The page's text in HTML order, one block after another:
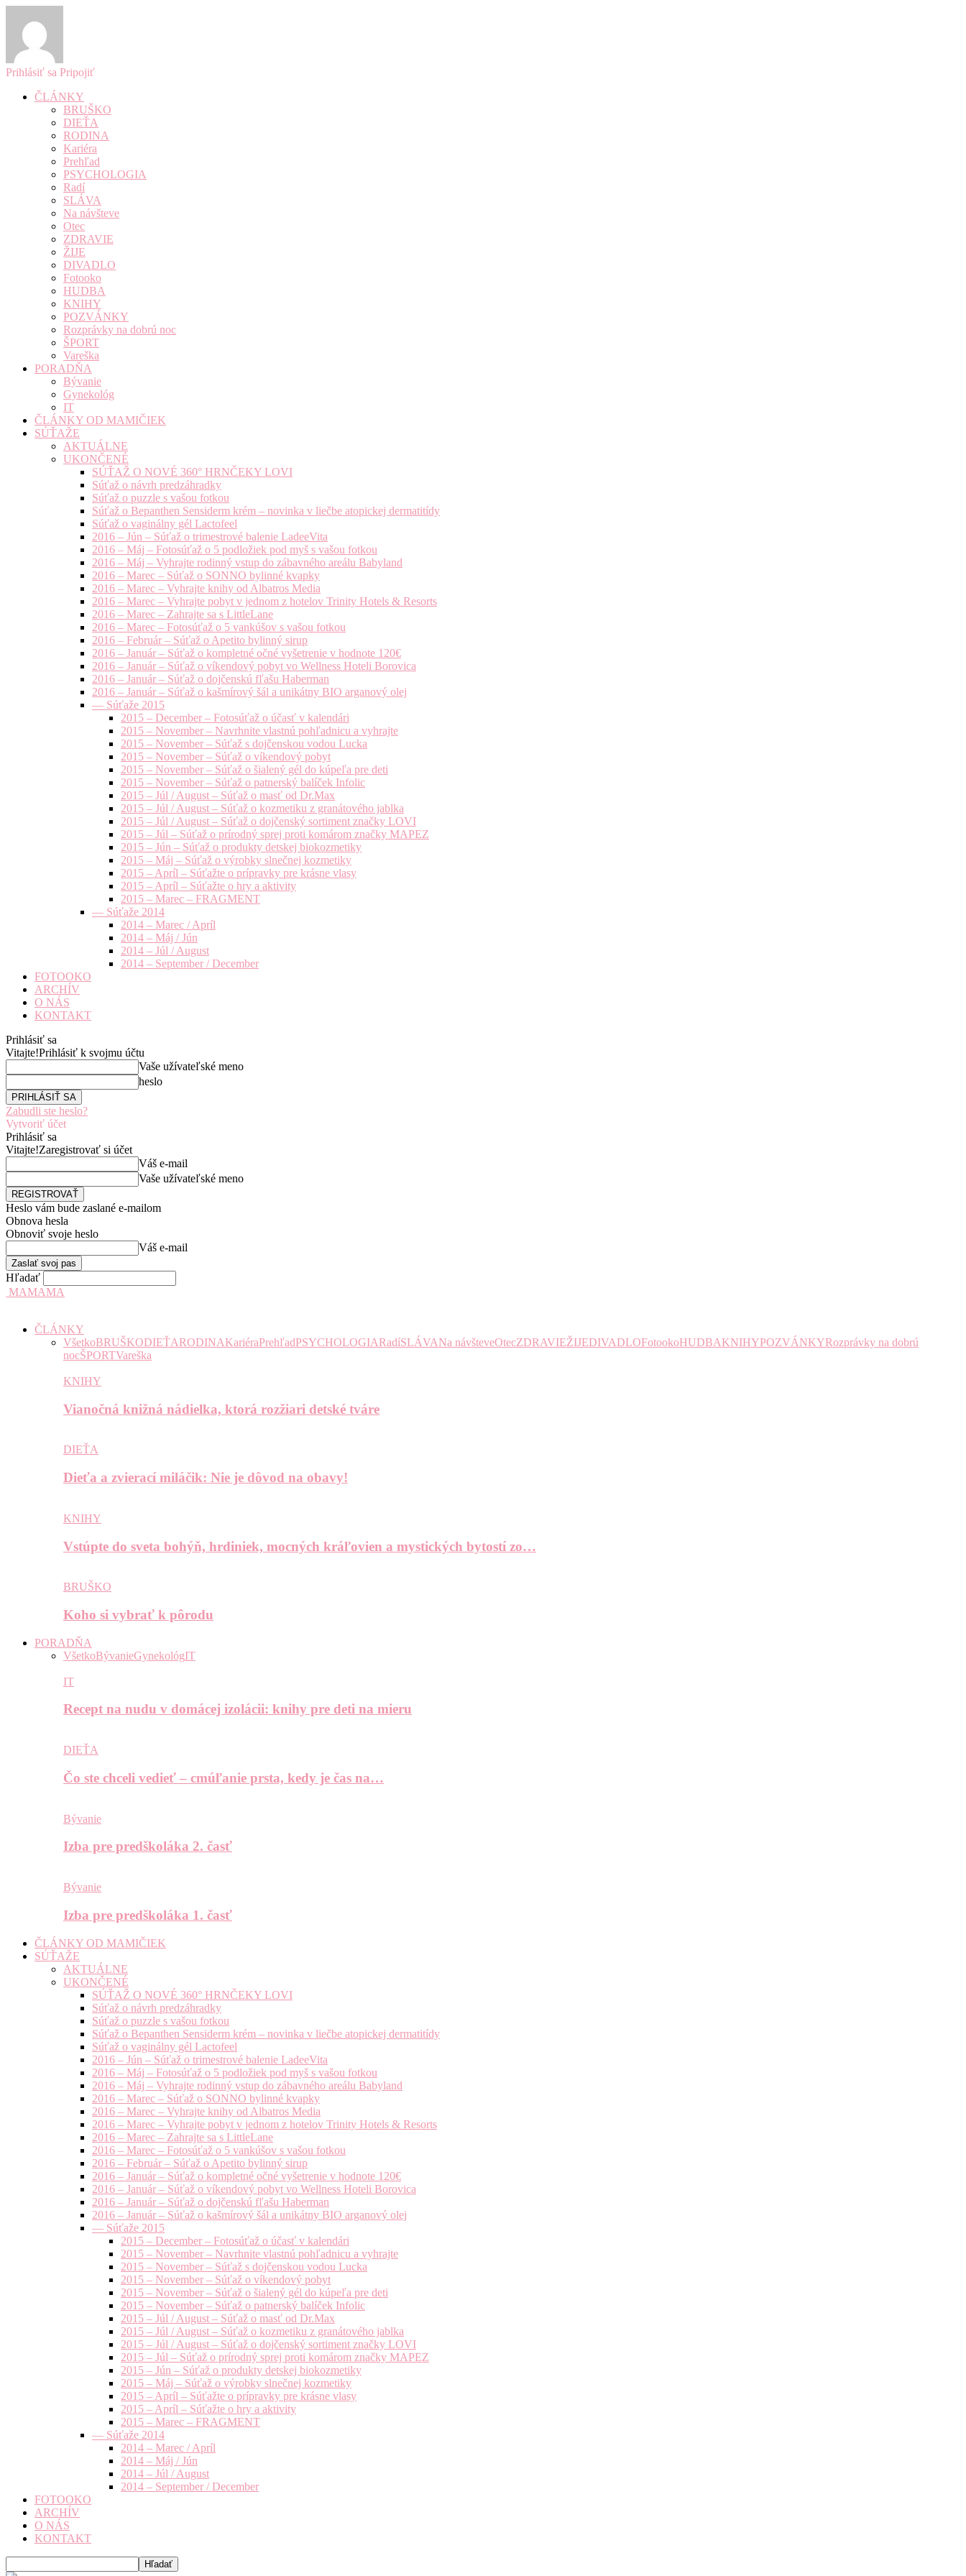
Prihlásiť sa Pripojiť
ČLÁNKY
BRUŠKO
DIEŤA
RODINA
Kariéra
Prehľad
PSYCHOLOGIA
Radí
SLÁVA
Na návšteve
Otec
ZDRAVIE
ŽIJE
DIVADLO
Fotooko
HUDBA
KNIHY
POZVÁNKY
Rozprávky na dobrú noc
ŠPORT
Vareška
PORADŇA
Bývanie
Gynekológ
IT
ČLÁNKY OD MAMIČIEK
SÚŤAŽE
AKTUÁLNE
UKONČENÉ
SÚŤAŽ O NOVÉ 360° HRNČEKY LOVI
Súťaž o návrh predzáhradky
Súťaž o puzzle s vašou fotkou
Súťaž o Bepanthen Sensiderm krém – novinka v liečbe atopickej dermatitídy
Súťaž o vaginálny gél Lactofeel
2016 – Jún – Súťaž o trimestrové balenie LadeeVita
2016 – Máj – Fotosúťaž o 5 podložiek pod myš s vašou fotkou
2016 – Máj – Vyhrajte rodinný vstup do zábavného areálu Babyland
2016 – Marec – Súťaž o SONNO bylinné kvapky
2016 – Marec – Vyhrajte knihy od Albatros Media
2016 – Marec – Vyhrajte pobyt v jednom z hotelov Trinity Hotels & Resorts
2016 – Marec – Zahrajte sa s LittleLane
2016 – Marec – Fotosúťaž o 5 vankúšov s vašou fotkou
2016 – Február – Súťaž o Apetito bylinný sirup
2016 – Január – Súťaž o kompletné očné vyšetrenie v hodnote 120€
2016 – Január – Súťaž o víkendový pobyt vo Wellness Hoteli Borovica
2016 – Január – Súťaž o dojčenskú fľašu Haberman
2016 – Január – Súťaž o kašmírový šál a unikátny BIO arganový olej
— Súťaže 2015
2015 – December – Fotosúťaž o účasť v kalendári
2015 – November – Navrhnite vlastnú pohľadnicu a vyhrajte
2015 – November – Súťaž s dojčenskou vodou Lucka
2015 – November – Súťaž o víkendový pobyt
2015 – November – Súťaž o šialený gél do kúpeľa pre deti
2015 – November – Súťaž o patnerský balíček Infolic
2015 – Júl / August – Súťaž o masť od Dr.Max
2015 – Júl / August – Súťaž o kozmetiku z granátového jablka
2015 – Júl / August – Súťaž o dojčenský sortiment značky LOVI
2015 – Júl – Súťaž o prírodný sprej proti komárom značky MAPEZ
2015 – Jún – Súťaž o produkty detskej biokozmetiky
2015 – Máj – Súťaž o výrobky slnečnej kozmetiky
2015 – Apríl – Súťažte o prípravky pre krásne vlasy
2015 – Apríl – Súťažte o hry a aktivity
2015 – Marec – FRAGMENT
— Súťaže 2014
2014 – Marec / Apríl
2014 – Máj / Jún
2014 – Júl / August
2014 – September / December
FOTOOKO
ARCHÍV
O NÁS
KONTAKT
Prihlásiť sa
Vitajte!Prihlásiť k svojmu účtu
Vaše užívateľské meno
heslo
Zabudli ste heslo?
Vytvoriť účet
Prihlásiť sa
Vitajte!Zaregistrovať si účet
Váš e-mail
Vaše užívateľské meno
Heslo vám bude zaslané e-mailom
Obnova hesla
Obnoviť svoje heslo
Váš e-mail
Hľadať
MAMAMA
ČLÁNKY
VšetkoBRUŠKODIEŤARODINAKariéraPrehľadPSYCHOLOGIARadíSLÁVANa návšteveOtecZDRAVIEŽIJEDIVADLOFotookoHUDBAKNIHYPOZVÁNKYRozprávky na dobrú
nocŠPORTVareška
KNIHY
Vianočná knižná nádielka, ktorá rozžiari detské tváre
DIEŤA
Dieťa a zvierací miláčik: Nie je dôvod na obavy!
KNIHY
Vstúpte do sveta bohýň, hrdiniek, mocných kráľovien a mystických bytostí zo…
BRUŠKO
Koho si vybrať k pôrodu
PORADŇA
VšetkoBývanieGynekológIT
IT
Recept na nudu v domácej izolácii: knihy pre deti na mieru
DIEŤA
Čo ste chceli vedieť – cmúľanie prsta, kedy je čas na…
Bývanie
Izba pre predškoláka 2. časť
Bývanie
Izba pre predškoláka 1. časť
ČLÁNKY OD MAMIČIEK
SÚŤAŽE
AKTUÁLNE
UKONČENÉ
SÚŤAŽ O NOVÉ 360° HRNČEKY LOVI
Súťaž o návrh predzáhradky
Súťaž o puzzle s vašou fotkou
Súťaž o Bepanthen Sensiderm krém – novinka v liečbe atopickej dermatitídy
Súťaž o vaginálny gél Lactofeel
2016 – Jún – Súťaž o trimestrové balenie LadeeVita
2016 – Máj – Fotosúťaž o 5 podložiek pod myš s vašou fotkou
2016 – Máj – Vyhrajte rodinný vstup do zábavného areálu Babyland
2016 – Marec – Súťaž o SONNO bylinné kvapky
2016 – Marec – Vyhrajte knihy od Albatros Media
2016 – Marec – Vyhrajte pobyt v jednom z hotelov Trinity Hotels & Resorts
2016 – Marec – Zahrajte sa s LittleLane
2016 – Marec – Fotosúťaž o 5 vankúšov s vašou fotkou
2016 – Február – Súťaž o Apetito bylinný sirup
2016 – Január – Súťaž o kompletné očné vyšetrenie v hodnote 120€
2016 – Január – Súťaž o víkendový pobyt vo Wellness Hoteli Borovica
2016 – Január – Súťaž o dojčenskú fľašu Haberman
2016 – Január – Súťaž o kašmírový šál a unikátny BIO arganový olej
— Súťaže 2015
2015 – December – Fotosúťaž o účasť v kalendári
2015 – November – Navrhnite vlastnú pohľadnicu a vyhrajte
2015 – November – Súťaž s dojčenskou vodou Lucka
2015 – November – Súťaž o víkendový pobyt
2015 – November – Súťaž o šialený gél do kúpeľa pre deti
2015 – November – Súťaž o patnerský balíček Infolic
2015 – Júl / August – Súťaž o masť od Dr.Max
2015 – Júl / August – Súťaž o kozmetiku z granátového jablka
2015 – Júl / August – Súťaž o dojčenský sortiment značky LOVI
2015 – Júl – Súťaž o prírodný sprej proti komárom značky MAPEZ
2015 – Jún – Súťaž o produkty detskej biokozmetiky
2015 – Máj – Súťaž o výrobky slnečnej kozmetiky
2015 – Apríl – Súťažte o prípravky pre krásne vlasy
2015 – Apríl – Súťažte o hry a aktivity
2015 – Marec – FRAGMENT
— Súťaže 2014
2014 – Marec / Apríl
2014 – Máj / Jún
2014 – Júl / August
2014 – September / December
FOTOOKO
ARCHÍV
O NÁS
KONTAKT